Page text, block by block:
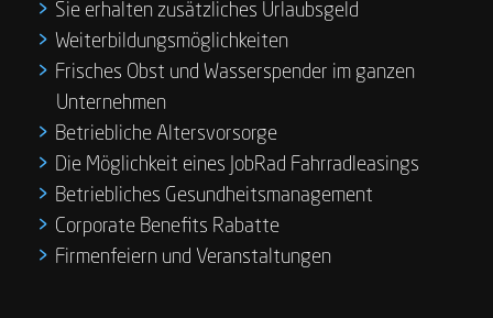
Sie erhalten zusätzliches Urlaubsgeld
Weiterbildungsmöglichkeiten
Frisches Obst und Wasserspender im ganzen
Unternehmen
Betriebliche Altersvorsorge
Die Möglichkeit eines JobRad Fahrradleasings
Betriebliches Gesundheitsmanagement
Corporate Benefits Rabatte
Firmenfeiern und Veranstaltungen